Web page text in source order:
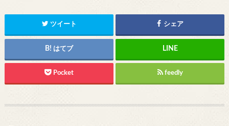
ツイート シェア
はてブ
Pocket feedly